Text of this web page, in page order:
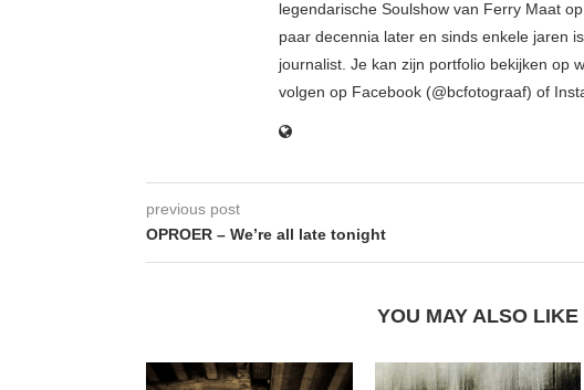
legendarische Soulshow van Ferry Maat
paar decennia later en sinds enkele jaren
journalist. Je kan zijn portfolio bekijken op
volgen op Facebook (@bcfotograaf) of
previous post
OPROER – We’re all late tonight
YOU MAY ALSO LIKE